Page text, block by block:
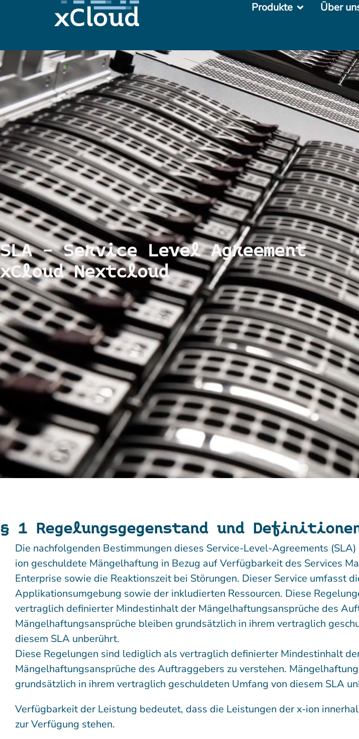
Produkte Über
SLA – Service Level Agreement
xCloud Nextcloud
§ 1 Regelungs­gegenstand und
Die nachfolgenden Bestimmungen dieses Service-Level-Agreements
ion geschuldete Mängelhaftung in Bezug auf Verfügbarkeit des Services
Enterprise sowie die Reaktionszeit bei Störungen. Dieser Service umfasst
Applikationsumgebung sowie der inkludierten Ressourcen. Diese
vertraglich definierter Mindestinhalt der Mängelhaftungsansprüche des
Mängelhaftungsansprüche bleiben grundsätzlich in ihrem vertraglich
diesem SLA unberührt.
Diese Regelungen sind lediglich als vertraglich definierter Mindestinhalt
Mängelhaftungsansprüche des Auftraggebers zu verstehen.
grundsätzlich in ihrem vertraglich geschuldeten Umfang von diesem SLA
Verfügbarkeit der Leistung bedeutet, dass die Leistungen der x-ion
zur Verfügung stehen.